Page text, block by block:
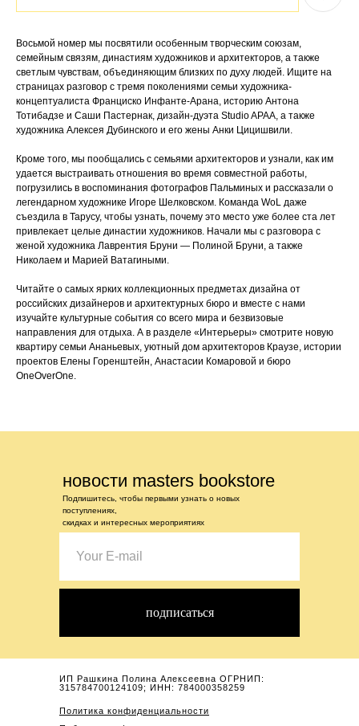
Восьмой номер мы посвятили особенным творческим союзам,
семейным связям, династиям художников и архитекторов, а также
светлым чувствам, объединяющим близких по духу людей. Ищите на
страницах разговор с тремя поколениями семьи художника-
концептуалиста Франциско Инфанте-Арана, историю Антона
Тотибадзе и Саши Пастернак, дизайн-дуэта Studio APAA, а также
художника Алексея Дубинского и его жены Анки Цицишвили.
Кроме того, мы пообщались с семьями архитекторов и узнали, как им
удается выстраивать отношения во время совместной работы,
погрузились в воспоминания фотографов Пальминых и рассказали о
легендарном художнике Игоре Шелковском. Команда WoL даже
съездила в Тарусу, чтобы узнать, почему это место уже более ста лет
привлекает целые династии художников. Начали мы с разговора с
женой художника Лаврентия Бруни — Полиной Бруни, а также
Николаем и Марией Ватагиными.
Читайте о самых ярких коллекционных предметах дизайна от
российских дизайнеров и архитектурных бюро и вместе с нами
изучайте культурные события со всего мира и безвизовые
направления для отдыха. А в разделе «Интерьеры» смотрите новую
квартиру семьи Ананьевых, уютный дом архитекторов Краузе, истории
проектов Елены Горенштейн, Анастасии Комаровой и бюро
OneOverOne.
новости masters bookstore
Подпишитесь, чтобы первыми узнать о новых
поступлениях,
скидках и интересных мероприятиях
подписаться
ИП Рашкина Полина Алексеевна ОГРНИП:
315784700124109; ИНН: 784000358259
Политика конфиденциальности